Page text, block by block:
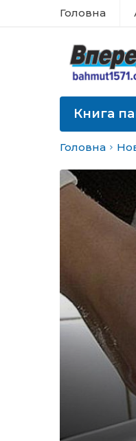
Головна
Книга
Головна